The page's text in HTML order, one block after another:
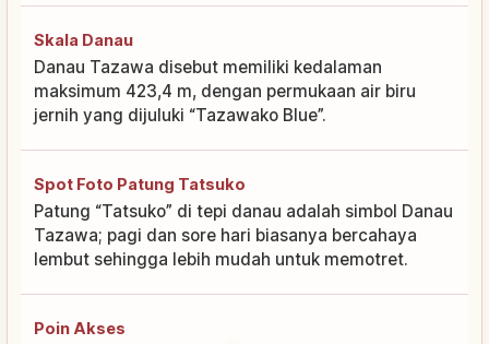
Skala Danau
Danau Tazawa disebut memiliki kedalaman
maksimum 423,4 m, dengan permukaan air biru
jernih yang dijuluki “Tazawako Blue”.
Spot Foto Patung Tatsuko
Patung “Tatsuko” di tepi danau adalah simbol Danau
Tazawa; pagi dan sore hari biasanya bercahaya
lembut sehingga lebih mudah untuk memotret.
Poin Akses